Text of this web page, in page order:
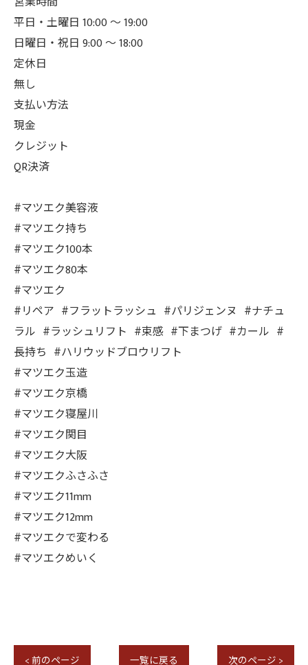
平日・土曜日 10:00 ～ 19:00
日曜日・祝日 9:00 ～ 18:00
定休日
無し
支払い方法
現金
クレジット
QR決済
#マツエク美容液
#マツエク持ち
#マツエク100本
#マツエク80本
#マツエク
#リペア #フラットラッシュ #パリジェンヌ #ナチュ
ラル #ラッシュリフト #束感 #下まつげ #カール #
長持ち #ハリウッドブロウリフト
#マツエク玉造
#マツエク京橋
#マツエク寝屋川
#マツエク関目
#マツエク大阪
#マツエクふさふさ
#マツエク11mm
#マツエク12mm
#マツエクで変わる
#マツエクめいく
< 前のページ 一覧に戻る 次のページ >